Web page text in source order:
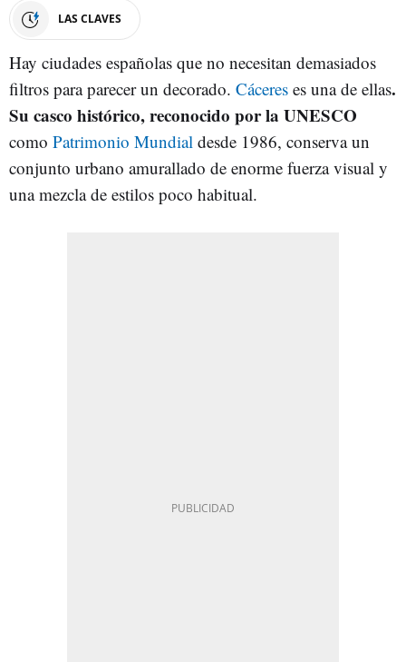
LAS CLAVES
Hay ciudades españolas que no necesitan demasiados
filtros para parecer un decorado. Cáceres es una de ellas.
Su casco histórico, reconocido por la UNESCO
como Patrimonio Mundial desde 1986, conserva un
conjunto urbano amurallado de enorme fuerza visual y
una mezcla de estilos poco habitual.